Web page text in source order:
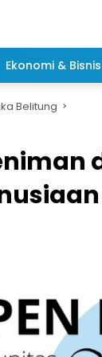
Ekonomi & Bisnis
Belitung